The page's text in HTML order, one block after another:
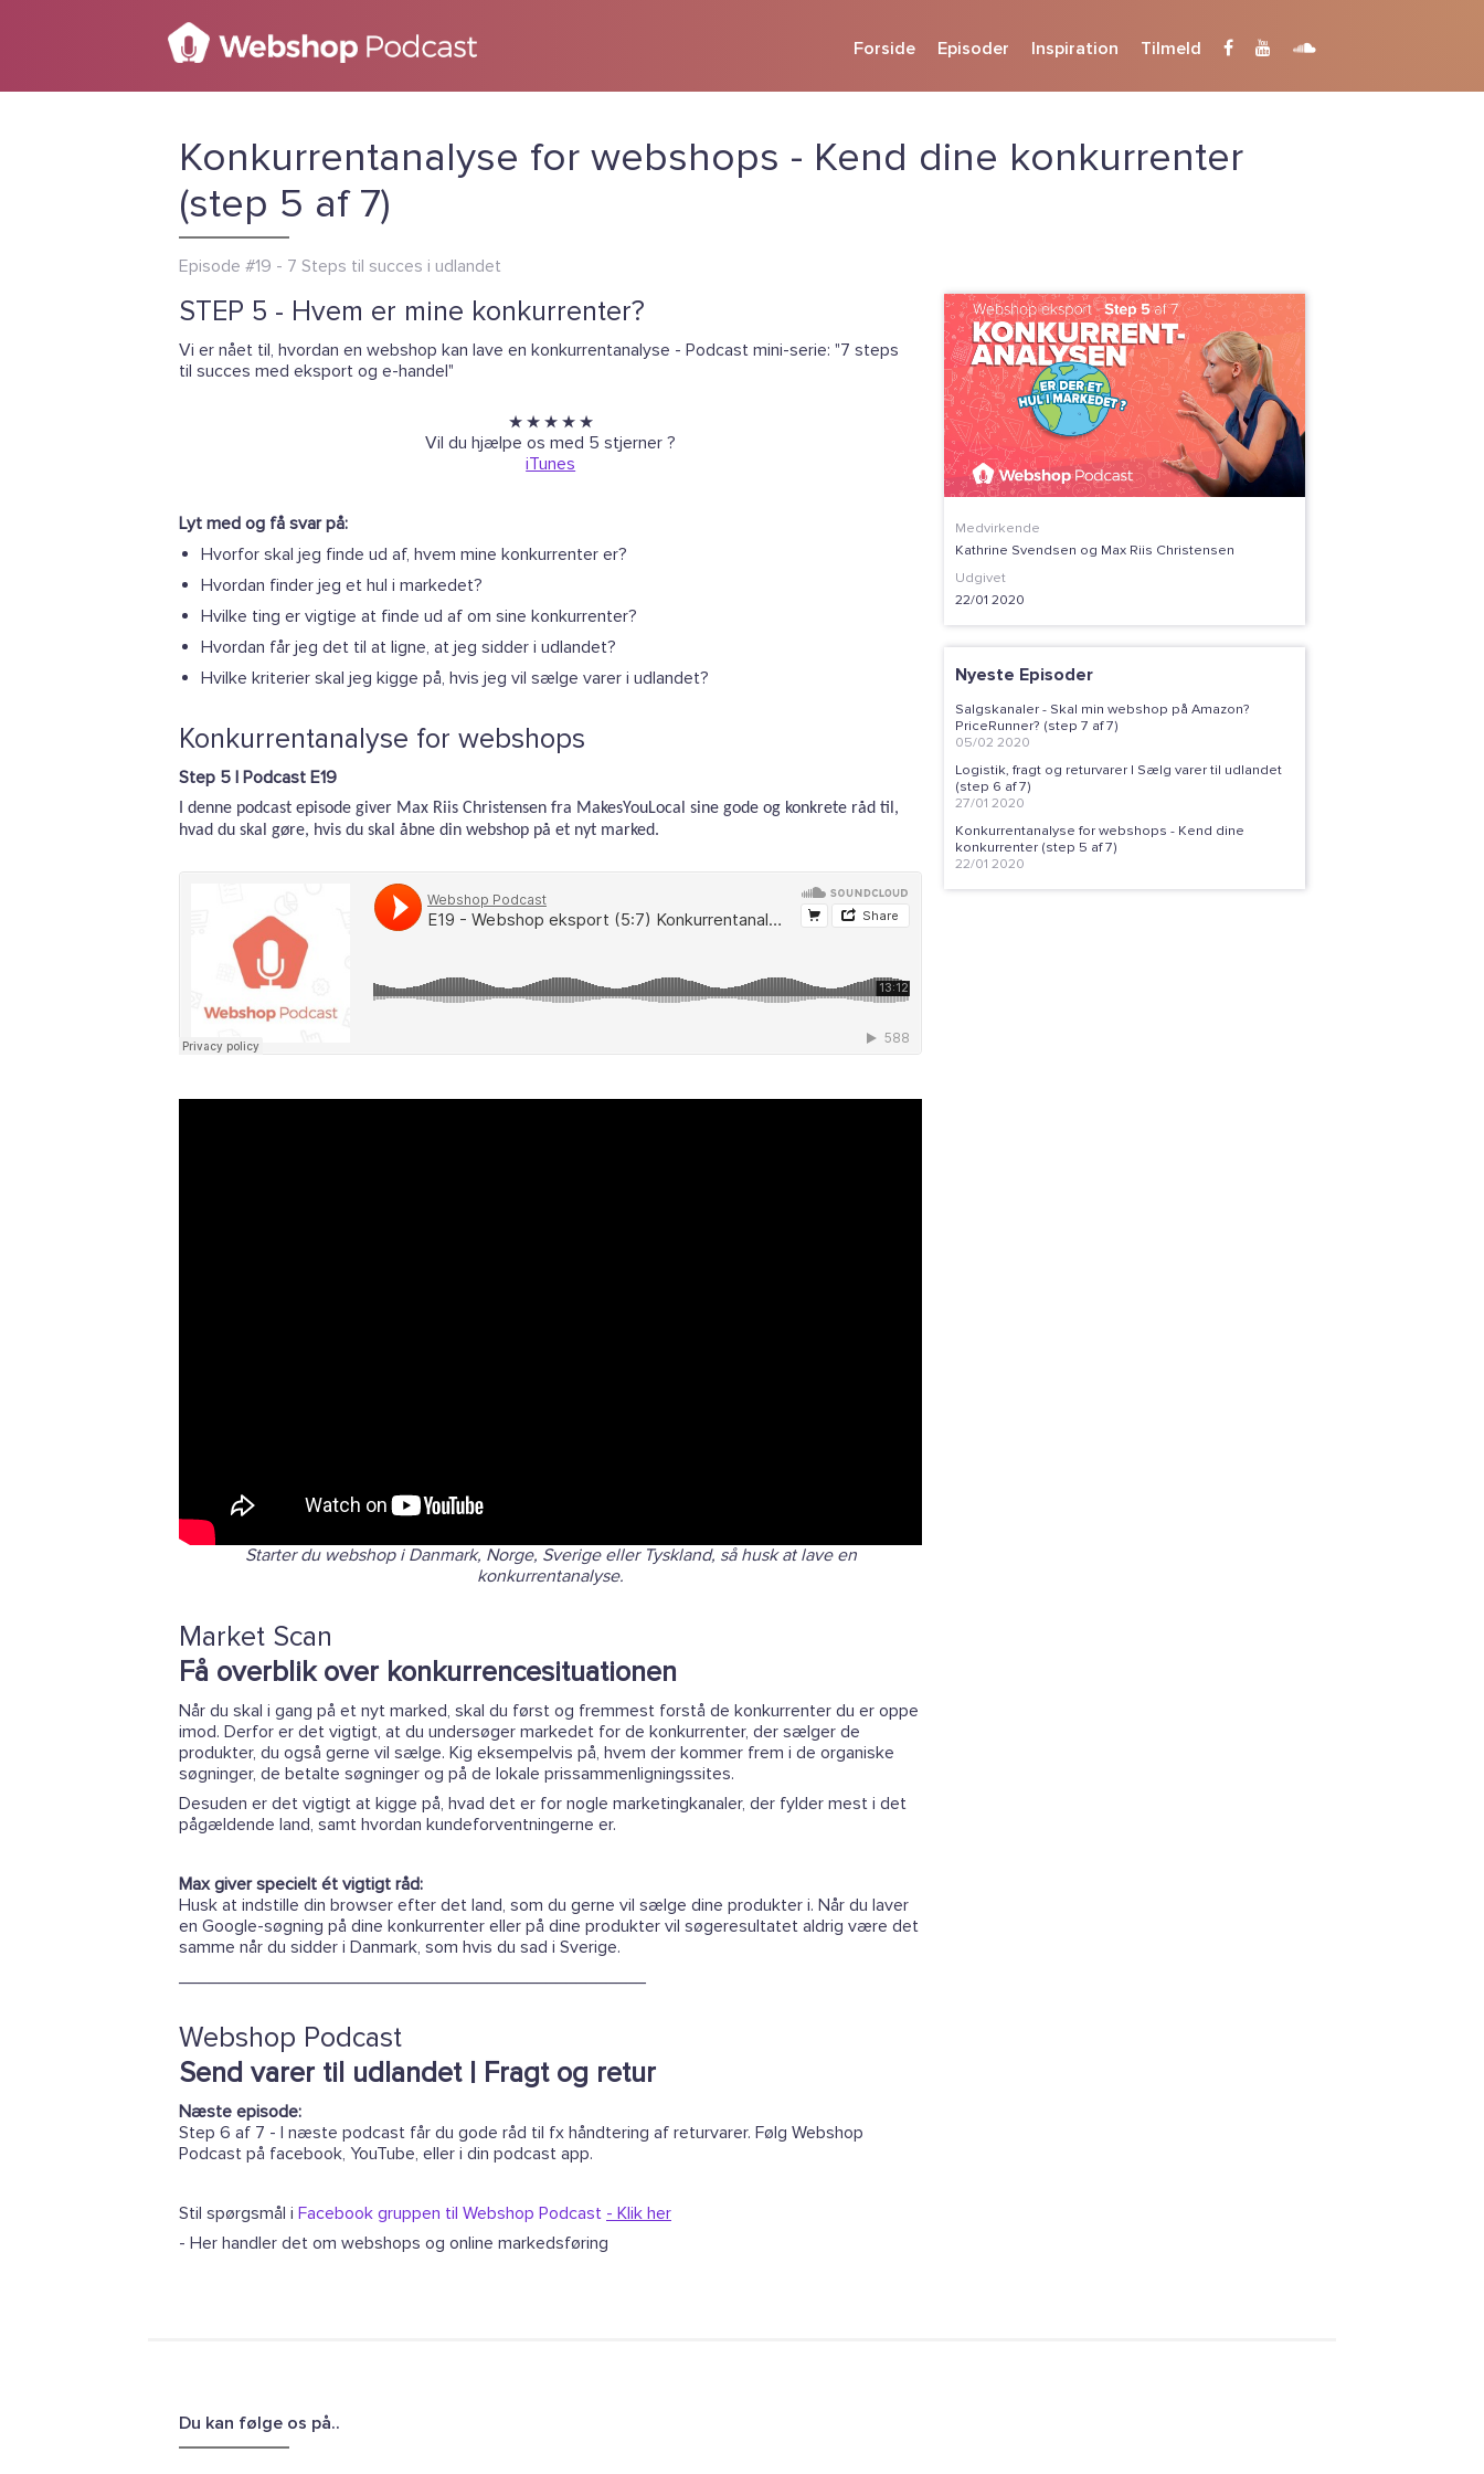
Forside Episoder Inspiration Tilmeld
Konkurrentanalyse for webshops - Kend dine konkurrenter
(step 5 af 7)
Episode #19 - 7 Steps til succes i udlandet
STEP 5 - Hvem er mine konkurrenter?
Vi er nået til, hvordan en webshop kan lave en konkurrentanalyse - Podcast mini-serie: "7 steps
til succes med eksport og e-handel"
★ ★ ★ ★ ★
Vil du hjælpe os med 5 stjerner ?
iTunes
Lyt med og få svar på:
Hvorfor skal jeg finde ud af, hvem mine konkurrenter er?
Hvordan finder jeg et hul i markedet?
Hvilke ting er vigtige at finde ud af om sine konkurrenter?
Hvordan får jeg det til at ligne, at jeg sidder i udlandet?
Hvilke kriterier skal jeg kigge på, hvis jeg vil sælge varer i udlandet?
Konkurrentanalyse for webshops
Step 5 | Podcast E19
I denne podcast episode giver Max Riis Christensen fra MakesYouLocal sine gode og konkrete råd til,
hvad du skal gøre, hvis du skal åbne din webshop på et nyt marked.
Starter du webshop i Danmark, Norge, Sverige eller Tyskland, så husk at lave en
konkurrentanalyse.
Market Scan
Få overblik over konkurrencesituationen
Når du skal i gang på et nyt marked, skal du først og fremmest forstå de konkurrenter du er oppe
imod. Derfor er det vigtigt, at du undersøger markedet for de konkurrenter, der sælger de
produkter, du også gerne vil sælge. Kig eksempelvis på, hvem der kommer frem i de organiske
søgninger, de betalte søgninger og på de lokale prissammenligningssites.
Desuden er det vigtigt at kigge på, hvad det er for nogle marketingkanaler, der fylder mest i det
pågældende land, samt hvordan kundeforventningerne er.
Max giver specielt ét vigtigt råd:
Husk at indstille din browser efter det land, som du gerne vil sælge dine produkter i. Når du laver
en Google-søgning på dine konkurrenter eller på dine produkter vil søgeresultatet aldrig være det
samme når du sidder i Danmark, som hvis du sad i Sverige.
_______________________________________________
Webshop Podcast
Send varer til udlandet | Fragt og retur
Næste episode:
Step 6 af 7 - I næste podcast får du gode råd til fx håndtering af returvarer. Følg Webshop
Podcast på facebook, YouTube, eller i din podcast app.
Stil spørgsmål i Facebook gruppen til Webshop Podcast - Klik her
- Her handler det om webshops og online markedsføring
Medvirkende
Kathrine Svendsen og Max Riis Christensen
Udgivet
22/01 2020
Nyeste Episoder
Salgskanaler - Skal min webshop på Amazon?
PriceRunner? (step 7 af 7)
05/02 2020
Logistik, fragt og returvarer | Sælg varer til udlandet
(step 6 af 7)
27/01 2020
Konkurrentanalyse for webshops - Kend dine
konkurrenter (step 5 af 7)
22/01 2020
Du kan følge os på..